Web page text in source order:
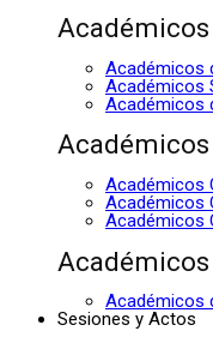
Académicos
Académicos
Académicos
Académicos
Académicos
Académicos
Académicos
Sesiones y Actos